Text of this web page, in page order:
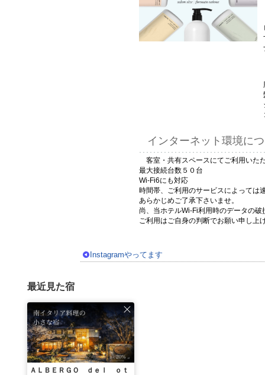
インターネット環境に
客室・共有スペースにてご利用いた
最大接続台数５０台
Wi-Fi6にも対応
時間帯、ご利用のサービスによっては
あらかじめご了承下さいませ。
尚、当ホテルWi-Fi利用時のデータの
ご利用はご自身の判断でお願い申し上
Instagramやってます
最近見た宿
ＡＬＢＥＲＧＯ ｄｅｌ ｏｔ